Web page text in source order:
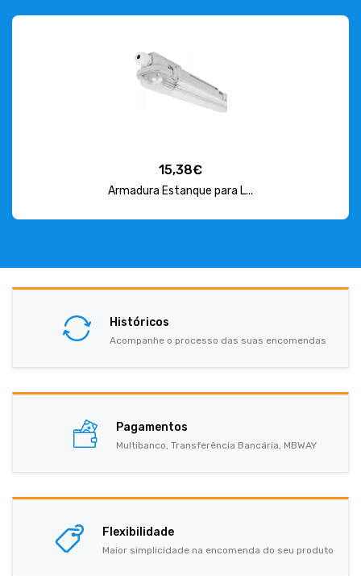
15,38€
Armadura Estanque para L...
Históricos
Acompanhe o processo das suas encomendas
Pagamentos
Multibanco, Transferência Bancária, MBWAY
Flexibilidade
Maior simplicidade na encomenda do seu produto